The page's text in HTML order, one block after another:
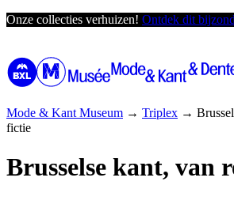
Ga
de
inhoud
Onze collecties verhuizen! Ontdek dit
Mode & Kant Museum → Triplex →
fictie
Brusselse kant, van